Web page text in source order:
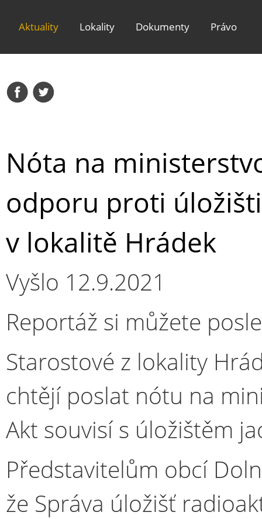
Aktuality Lokality Dokumenty Právo
Nóta na
odporu proti
v lokalitě Hrádek
Vyšlo 12.9.2021
Reportáž si můžete
Starostové z lokality
chtějí poslat nótu na
Akt souvisí s úložištěm
Představitelům obcí
že Správa úložišť